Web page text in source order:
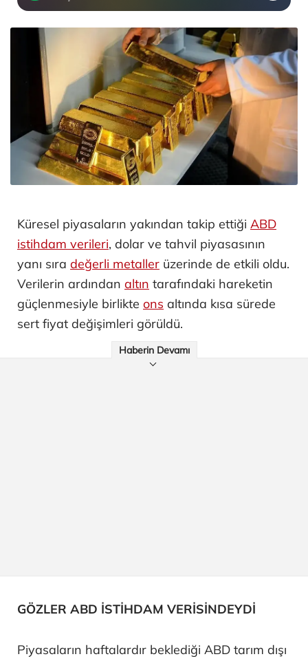
Küresel piyasaların yakından takip ettiği ABD
istihdam verileri, dolar ve tahvil piyasasının
yanı sıra değerli metaller üzerinde de etkili oldu.
Verilerin ardından altın tarafındaki hareketin
güçlenmesiyle birlikte ons altında kısa sürede
sert fiyat değişimleri görüldü.
Haberin Devamı
GÖZLER ABD İSTİHDAM VERİSİNDEYDİ
Piyasaların haftalardır beklediği ABD tarım dışı